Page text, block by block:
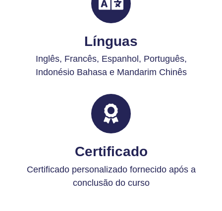
Línguas
Inglês, Francês, Espanhol, Português,
Indonésio Bahasa e Mandarim Chinês
Certificado
Certificado personalizado fornecido após a
conclusão do curso